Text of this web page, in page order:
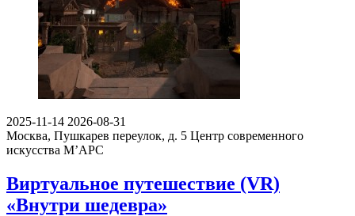
2025-11-14 2026-08-31
Москва, Пушкарев переулок, д. 5 Центр современного
искусства М’АРС
Виртуальное путешествие (VR)
«Внутри шедевра»